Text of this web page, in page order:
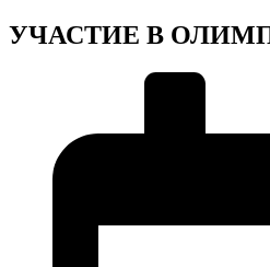
УЧАСТИЕ В